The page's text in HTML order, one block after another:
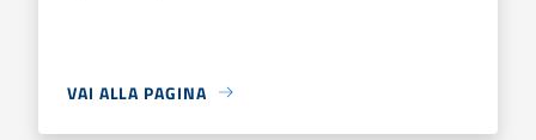
VAI ALLA PAGINA